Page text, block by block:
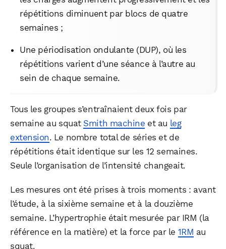
répétitions diminuent par blocs de quatre
semaines ;
Une périodisation ondulante (DUP), où les
répétitions varient d’une séance à l’autre au
sein de chaque semaine.
Tous les groupes s’entraînaient deux fois par
semaine au squat Smith machine et au leg
extension. Le nombre total de séries et de
répétitions était identique sur les 12 semaines.
Seule l’organisation de l’intensité changeait.
Les mesures ont été prises à trois moments : avant
l’étude, à la sixième semaine et à la douzième
semaine. L’hypertrophie était mesurée par IRM (la
référence en la matière) et la force par le 1RM au
squat.